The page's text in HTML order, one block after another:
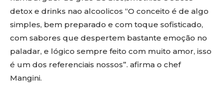
detox e drinks nao alcoolicos “O conceito é de algo
simples, bem preparado e com toque sofisticado,
com sabores que despertem bastante emoção no
paladar, e lógico sempre feito com muito amor, isso
é um dos referenciais nossos”. afirma o chef
Mangini.